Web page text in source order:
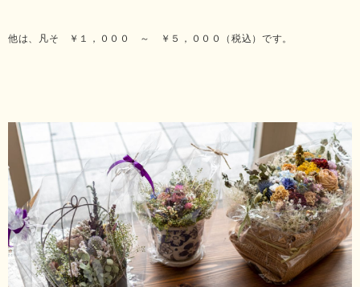
他は、凡そ ￥１，０００ ～ ￥５，０００（税込）です。